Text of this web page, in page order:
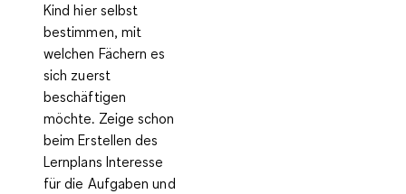
Kind hier selbst
bestimmen, mit
welchen Fächern es
sich zuerst
beschäftigen
möchte. Zeige schon
beim Erstellen des
Lernplans Interesse
für die Aufgaben und